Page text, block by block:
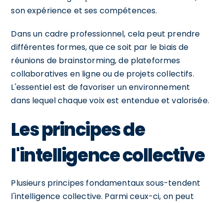
son expérience et ses compétences.
Dans un cadre professionnel, cela peut prendre
différentes formes, que ce soit par le biais de
réunions de brainstorming, de plateformes
collaboratives en ligne ou de projets collectifs.
L'essentiel est de favoriser un environnement
dans lequel chaque voix est entendue et valorisée.
Les principes de
l'intelligence collective
Plusieurs principes fondamentaux sous-tendent
l'intelligence collective. Parmi ceux-ci, on peut